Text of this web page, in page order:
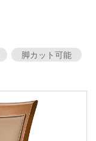
脚カット可能